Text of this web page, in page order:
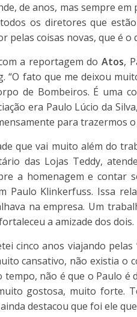
de anos, mas sempre
os diretores que
pelas coisas novas, que é o
a reportagem doAtos,
“O fato que me deixou
de Bombeiros. É uma
era Paulo Lúcio da
para trazermos
que vai muito além do
das Lojas Teddy,
a homenagem e contar
Paulo Klinkerfuss. Issa
na empresa. Um
a amizade dos dois.
cinco anos viajando
cansativo, não existia o
tempo, não é que o Paulo
gostosa, muito forte.
destacou que foi ele